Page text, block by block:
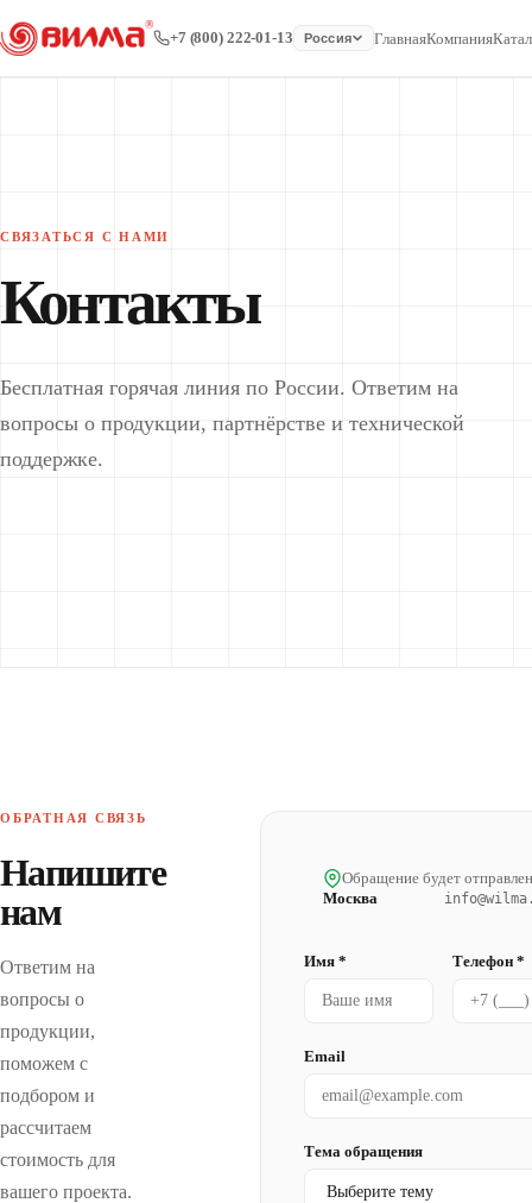
+7 (800) 222-01-13 Россия ГлавнаяКомпания
СВЯЗАТЬСЯ С НАМИ
Контакты
Бесплатная горячая линия по России. Ответим на
вопросы о продукции, партнёрстве и технической
поддержке.
ОБРАТНАЯ СВЯЗЬ
Напишите
нам
Ответим на
вопросы о
продукции,
поможем с
подбором и
рассчитаем
стоимость для
вашего проекта.
Обращение будет
Москва
Имя * Телефон *
Email
Тема обращения